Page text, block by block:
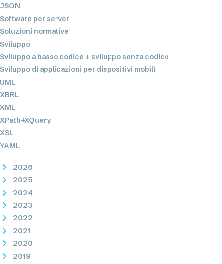
JSON
Software per server
Soluzioni normative
Sviluppo
Sviluppo a basso codice + sviluppo senza codice
Sviluppo di applicazioni per dispositivi mobili
UML
XBRL
XML
XPath+XQuery
XSL
YAML
2026
2025
2024
2023
2022
2021
2020
2019